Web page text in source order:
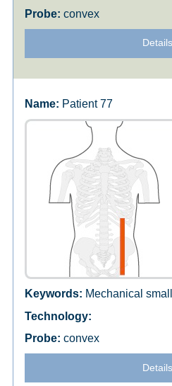
convex
Details
Patient 77
Mechanical
convex
Details